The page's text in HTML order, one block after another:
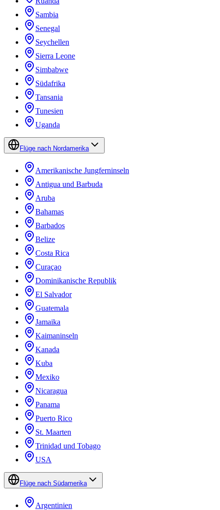
Sambia
Senegal
Seychellen
Sierra Leone
Simbabwe
Südafrika
Tansania
Tunesien
Uganda
Flüge nach Nordamerika
Amerikanische Jungferninseln
Antigua und Barbuda
Aruba
Bahamas
Barbados
Belize
Costa Rica
Curaçao
Dominikanische Republik
El Salvador
Guatemala
Jamaika
Kaimaninseln
Kanada
Kuba
Mexiko
Nicaragua
Panama
Puerto Rico
St. Maarten
Trinidad und Tobago
USA
Flüge nach Südamerika
Argentinien